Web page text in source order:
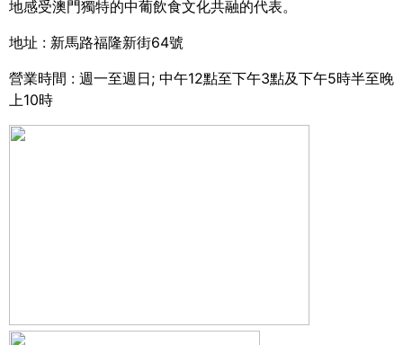
地感受澳門獨特的中葡飲食文化共融的代表。
地址 : 新馬路福隆新街64號
營業時間 : 週一至週日; 中午12點至下午3點及下午5時半至晚
上10時